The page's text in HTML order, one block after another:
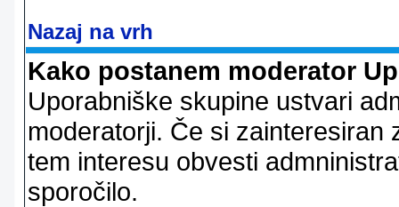
Nazaj na vrh
Kako postanem moderator
Uporabniške skupine ustvari
moderatorji. Če si
tem interesu obvesti
sporočilo.